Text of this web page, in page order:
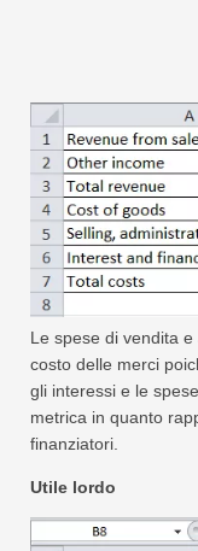
Le spese di vendita
costo delle merci
gli interessi e le
metrica in quanto
finanziatori.
Utile lordo